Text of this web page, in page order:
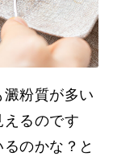
粉質が多い
えるのです
のかな？と